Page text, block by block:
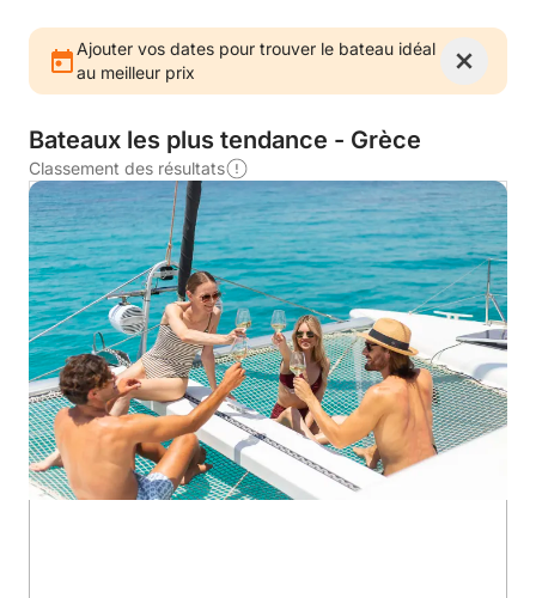
Ajouter vos dates pour trouver le bateau idéal
au meilleur prix
Bateaux les plus tendance - Grèce
Classement des résultats